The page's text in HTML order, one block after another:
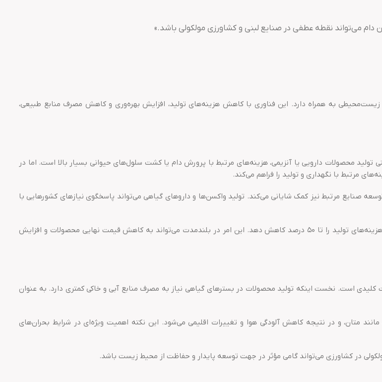
دام می‌تواند نقطه عطفی در صنایع لبنی و کشاورزی مولکولی باشد.»
و زیست‌محیطی به همراه دارد. این فناوری با کاهش هزینه‌های تولید، افزایش بهره‌وری و کاهش مصرف منابع طبیعی،
محصولات دارویی یا آنزیمی، هزینه‌های مرتبط با پرورش دام یا کشت سلول‌های حیوانی بسیار بالا است. اما در
مرتبط با نگهداری و تولید را فراهم می‌کند.
صنایع مرتبط نیز کمک شایانی می‌کند. تولید واکسن‌ها و داروهای گیاهی می‌تواند پاسخگوی نیازهای کشورهایی با
برخی مطالعات نشان می‌دهند که استفاده از بسترهای گیاهی در تولید داروها می‌تواند هزینه‌های تولید را تا ۵۰ درصد کاهش دهد. این امر در بلندمدت می‌تواند به کاهش قیمت نهایی محصولات و افزایش
است. نخست اینکه تولید محصولات در بسترهای گیاهی نیاز به مصرف منابع آبی و خاکی کمتری دارد. به عنوان
متان، و در نتیجه کاهش آلودگی هوا و تغییرات اقلیمی می‌شود. این نکته اهمیت ویژه‌ای در شرایط بحران‌های
در کشاورزی می‌تواند گامی مؤثر در جهت توسعه پایدار و حفاظت از محیط زیست باشد.